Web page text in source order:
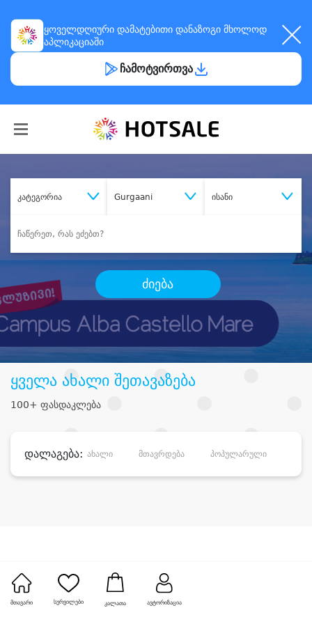
ყოველდღიური დამატებითი დანაზოგი მხოლოდ
აპლიკაციაში
ჩამოტვირთვა
მთავარი სურვილები კალათა ავტორიზაცია
კატეგორია Gurgaani ისანი
ძიება
ყველა ახალი შეთავაზება
100+ ფასდაკლება
დალაგება: ახალი მთავრდება პოპულარული